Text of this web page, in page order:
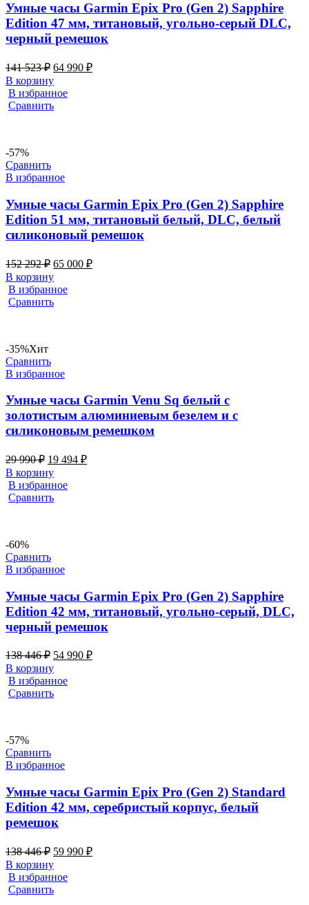
Умные часы Garmin Epix Pro (Gen 2) Sapphire
Edition 47 мм, титановый, угольно-серый DLC,
черный ремешок
141 523₽ 64 990 ₽
В корзину
В избранное
Сравнить
-57%
Сравнить
В избранное
Умные часы Garmin Epix Pro (Gen 2) Sapphire
Edition 51 мм, титановый белый, DLC, белый
силиконовый ремешок
152 292₽ 65 000 ₽
В корзину
В избранное
Сравнить
-35%Хит
Сравнить
В избранное
Умные часы Garmin Venu Sq белый с
золотистым алюминиевым безелем и с
силиконовым ремешком
29 990₽ 19 494 ₽
В корзину
В избранное
Сравнить
-60%
Сравнить
В избранное
Умные часы Garmin Epix Pro (Gen 2) Sapphire
Edition 42 мм, титановый, угольно-серый, DLC,
черный ремешок
138 446₽ 54 990 ₽
В корзину
В избранное
Сравнить
-57%
Сравнить
В избранное
Умные часы Garmin Epix Pro (Gen 2) Standard
Edition 42 мм, серебристый корпус, белый
ремешок
138 446₽ 59 990 ₽
В корзину
В избранное
Сравнить